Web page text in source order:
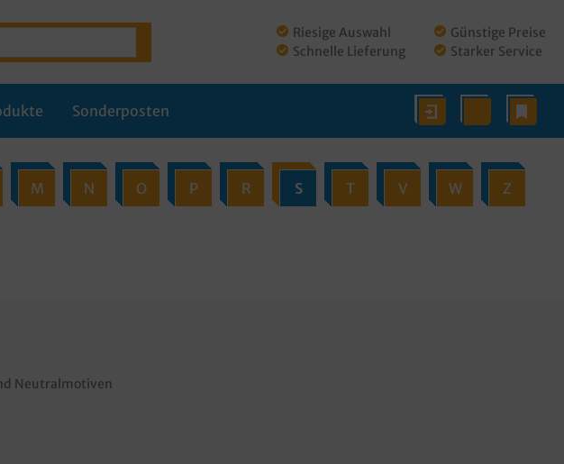
Riesige Auswahl
Schnelle Lieferung
Günstige Preise
Starker Service
Sonderposten
M N O P R S T V W Z
Neutralmotiven